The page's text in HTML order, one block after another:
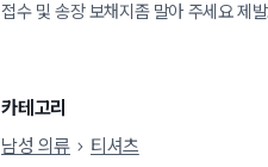
접수 및 송장 보채지좀 말아 주세요 제
카테고리
남성 의류
티셔츠